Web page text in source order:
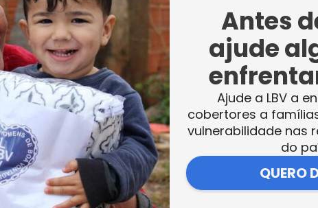
destaques: “Eu achei mais interessante
as posições e a postura delas parece a
a aluna Rebeca Ayna da Silva, de 14 anos,
destacar que a escolha de praticar uma
crianças não sabem que existem
mundo que polui, pois tem televisão,
Antes
ajude
Ajude a LBV a
cobertores a
vulnerabilidade nas
do
QUERO